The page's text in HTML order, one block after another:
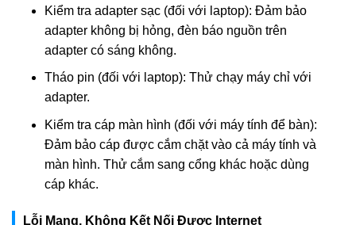
Kiểm tra adapter sạc (đối với laptop): Đảm bảo
adapter không bị hỏng, đèn báo nguồn trên
adapter có sáng không.
Tháo pin (đối với laptop): Thử chạy máy chỉ với
adapter.
Kiểm tra cáp màn hình (đối với máy tính để bàn):
Đảm bảo cáp được cắm chặt vào cả máy tính và
màn hình. Thử cắm sang cổng khác hoặc dùng
cáp khác.
Lỗi Mạng, Không Kết Nối Được Internet